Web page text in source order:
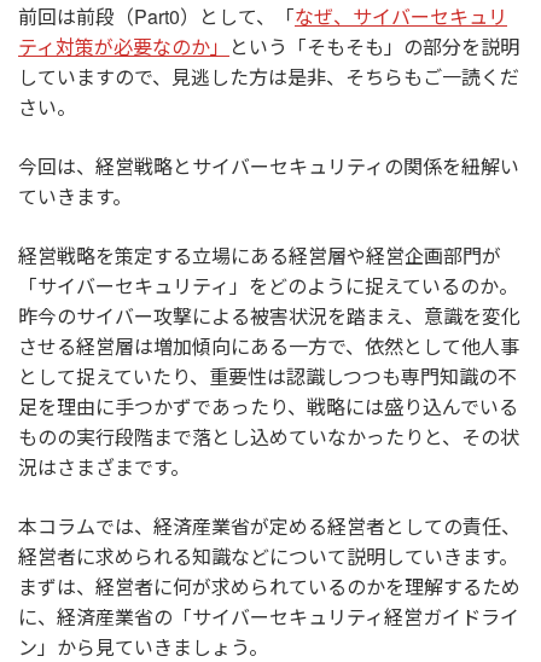
前回は前段（Part0）として、「なぜ、サイバーセキュリ
ティ対策が必要なのか」 という「そもそも」の部分を説明
していますので、見逃した方は是非、そちらもご一読くだ
さい。
今回は、経営戦略とサイバーセキュリティの関係を紐解い
ていきます。
経営戦略を策定する立場にある経営層や経営企画部門が
「サイバーセキュリティ」をどのように捉えているのか。
昨今のサイバー攻撃による被害状況を踏まえ、 意識を変化
させる経営層は増加傾向にある一方で、 依然として他人事
として捉えていたり、重要性は認識しつつも専門知識の不
足を理由に手つかずであったり、戦略には盛り込んでいる
ものの実行段階まで落とし込めていなかったりと、その状
況はさまざまです。
本コラムでは、 経済産業省が定める経営者としての責任、
経営者に求められる知識などについて説明していきます。
まずは、経営者に何が求められているのかを理解するため
に、経済産業省の「サイバーセキュリティ経営ガイドライ
ン」から見ていきましょう。